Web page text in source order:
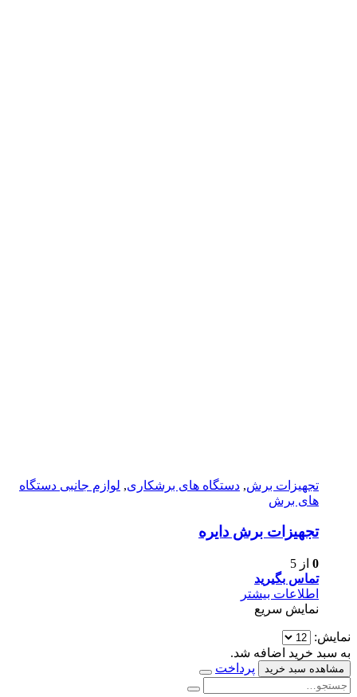
تجهیزات برش, دستگاه های برشکاری, لوازم جانبی دستگاه
های برش
تجهیزات برش دایره
0 از 5
تماس بگیرید
اطلاعات بیشتر
نمایش سریع
نمایش:
به سبد خرید اضافه شد.
مشاهده سبد خرید پرداخت